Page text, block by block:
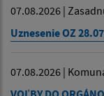
07.08.2026 |
Uznesenie OZ
07.08.2026 |